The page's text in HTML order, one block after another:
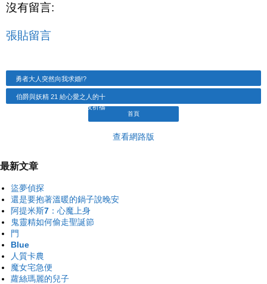
沒有留言:
張貼留言
勇者大人突然向我求婚!?
伯爵與妖精 21 給心愛之人的十
二夜祈禱
首頁
查看網路版
最新文章
盜夢偵探
還是要抱著溫暖的鍋子說晚安
阿提米斯7：心魔上身
鬼靈精如何偷走聖誕節
門
Blue
人質卡農
魔女宅急便
蘿絲瑪麗的兒子